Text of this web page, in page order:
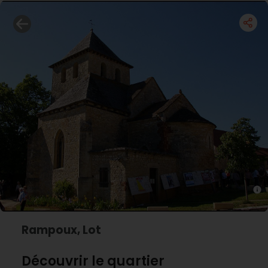
Rampoux, Lot
Découvrir le quartier